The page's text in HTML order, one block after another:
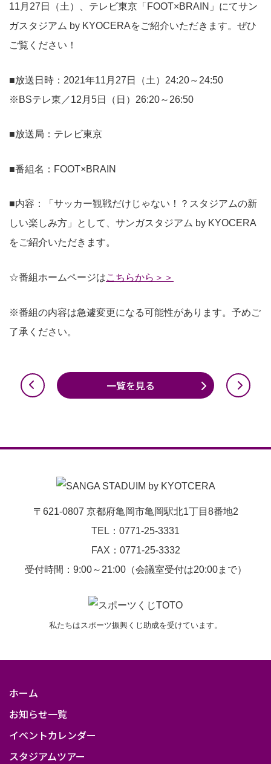
11月27日（土）、テレビ東京「FOOT×BRAIN」にてサン
ガスタジアム by KYOCERAをご紹介いただきます。ぜひ
ご覧ください！
■放送日時：2021年11月27日（土）24:20～24:50
※BSテレ東／12月5日（日）26:20～26:50
■放送局：テレビ東京
■番組名：FOOT×BRAIN
■内容：「サッカー観戦だけじゃない！？スタジアムの新
しい楽しみ方」として、サンガスタジアム by KYOCERA
をご紹介いただきます。
☆番組ホームページはこちらから＞＞
※番組の内容は急遽変更になる可能性があります。予めご
了承ください。
一覧を見る
〒621-0807 京都府亀岡市亀岡駅北1丁目8番地2
TEL：0771-25-3331
FAX：0771-25-3332
受付時間：9:00～21:00（会議室受付は20:00まで）
私たちはスポーツ振興くじ助成を受けています。
ホーム
お知らせ一覧
イベントカレンダー
スタジアムツアー